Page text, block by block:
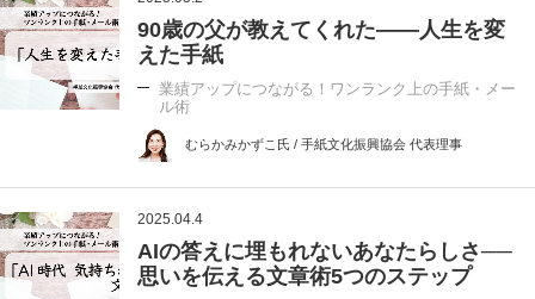
90歳の父が教えてくれた――人生を変
えた手紙
業績アップにつながる！ワンランク上の手紙・メー
ル術
むらかみかずこ氏 / 手紙文化振興協会 代表理事
2025.04.4
AIの答えに埋もれないあなたらしさ──
思いを伝える文章術5つのステップ